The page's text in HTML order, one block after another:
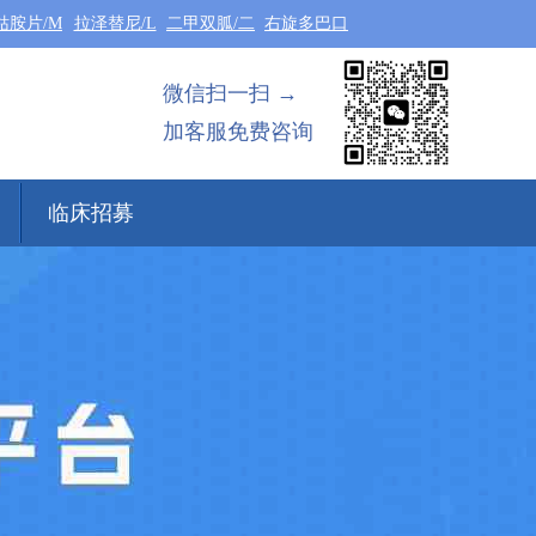
胺片/M 拉泽替尼/L 二甲双胍/二 右旋多巴口
微信扫一扫 →
加客服免费咨询
临床招募